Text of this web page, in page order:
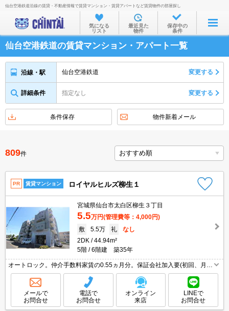
お部屋を探す
沿線・駅から
住所から
物件特集から
不動産会社から
TOP
仙台空港鉄道沿線の賃貸・不動産情報で賃貸マンション・賃貸アパートなど賃貸物件の部屋探し
気になる
リスト
最近見た
物件
保存中の
条件
仙台空港鉄道の賃貸マンション・アパート一覧
沿線・駅 仙台空港鉄道 変更する
詳細条件 指定なし 変更する
条件保存 物件新着メール
809件
PR 賃貸マンション ロイヤルヒルズ柳生１
宮城県仙台市太白区柳生３丁目
5.5万円(管理費等：4,000円)
敷
5.5万 礼
なし
2DK
44.94m²
5階
6階建 築35年
オートロック。仲介手数料家賃の0.55ヵ月分。保証会社加入要(初回、月額
総支払額の50%、更新料13,000円/年)。初期費用カード払い可。TVインタ
ーホン付き。室内洗濯機置場。
メールで
お問合せ
電話で
お問合せ
オンライン
来店
LINEで
お問合せ